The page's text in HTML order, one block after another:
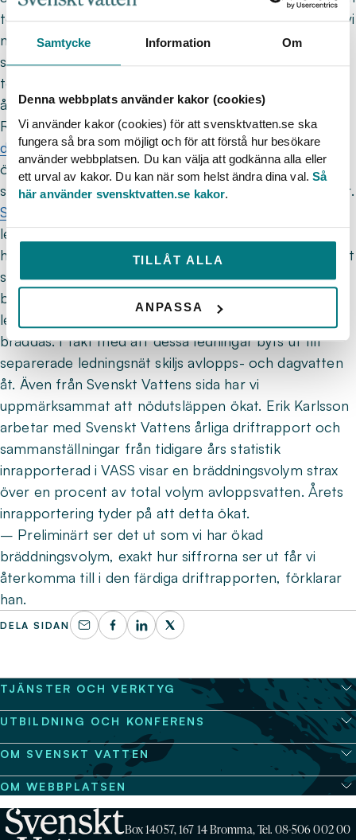
Samtycke Information Om
Denna webbplats använder kakor (cookies)
Vi använder kakor (cookies) för att svensktvatten.se ska
fungera så bra som möjligt och för att förstå hur besökare
använder webbplatsen. Du kan välja att godkänna alla eller
ett urval av kakor. Du kan när som helst ändra dina val.Så
här använder svensktvatten.se kakor.
TILLÅT ALLA
ANPASSA
tonen för hur VA-branschen syns i media. Därför var vi
nog många som ställde oss frågan kring vad som
skulle dominera på löpsedlarna i juli och augusti –
torka eller skyfall? Svaret blev det sistnämnda, eller
åtminstone följderna av skyfallsliknande regn.
Redan i början av juli publiceradesSvenskt Vattens
debattartikel
rörande bristen på
översvämningsplaner och i augusti formligen
svämmade media över av artiklar rörande bräddningar.
SVT uppmärksammade problematiken
ledningsnät, investeringsbehov samt bristen på
helhetsansvar för svensk vatteninfrastruktur, samtidigt
som man lyfte sin undersökning om ökande
bräddningar. Fram till 50-talet byggdes kombinerade
ledningsnät, vilka bidrar till högre volymer som
bräddas. I takt med att dessa ledningar byts ut till
separerade ledningsnät skiljs avlopps- och dagvatten
åt. Även från Svenskt Vattens sida har vi
uppmärksammat att nödutsläppen ökat. Erik Karlsson
arbetar med Svenskt Vattens årliga driftrapport och
sammanställningar från tidigare års statistik
inrapporterad i VASS visar en bräddningsvolym strax
över en procent av total volym avloppsvatten. Årets
inrapportering tyder på att detta ökat.
– Preliminärt ser det ut som vi har ökad
bräddningsvolym, exakt hur siffrorna ser ut får vi
återkomma till i den färdiga driftrapporten, förklarar
han.
DELA SIDAN
TJÄNSTER OCH VERKTYG
UTBILDNING OCH KONFERENS
OM SVENSKT VATTEN
OM WEBBPLATSEN
Box 14057, 167 14 Bromma, Tel. 08-506 002 00